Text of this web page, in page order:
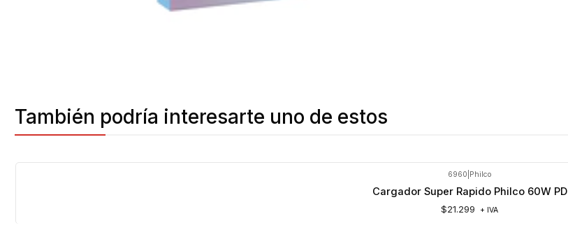
También podría interesarte uno de estos
6960 Philco
Cargador Super Rapido Philco 60W PD
$21.299 + IVA